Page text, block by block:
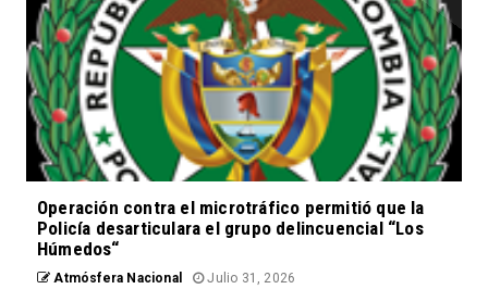
Operación contra el microtráfico permitió que la
Policía desarticulara el grupo delincuencial “Los
Húmedos“
Atmósfera Nacional Julio 31, 2026